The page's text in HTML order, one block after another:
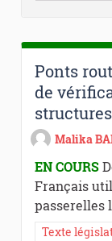
Ponts
de
Malika
EN COURS
Français
passerelles
Texte